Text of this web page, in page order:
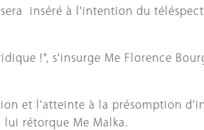
inséré à l'intention du
!", s'insurge Me Florence
et l'atteinte à la présomption
rétorque Me Malka.